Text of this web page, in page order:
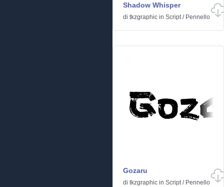
Shadow Whisper
di tkzgraphic in Script/ Pennello
Gozaru
di tkzgraphic in Script/ Pennello